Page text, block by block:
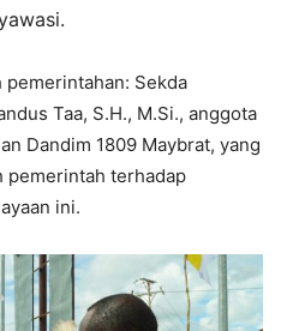
Sekda
Taa, S.H., M.Si., anggota
Dandim 1809 Maybrat, yang
pemerintah terhadap
ini.